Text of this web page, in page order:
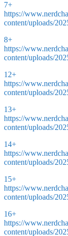
7+
https://
content/uploads/
8+
https://
content/uploads/
12+
https://
content/uploads/
13+
https://
content/uploads/
14+
https://
content/uploads/
15+
https://
content/uploads/
16+
https://
content/uploads/